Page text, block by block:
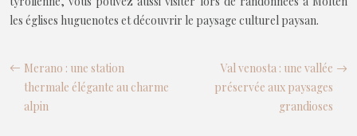
les églises huguenotes et découvrir le paysage culturel paysan.
Merano : une station
thermale élégante au charme
alpin
Val venosta : une vallée
préservée aux paysages
grandioses